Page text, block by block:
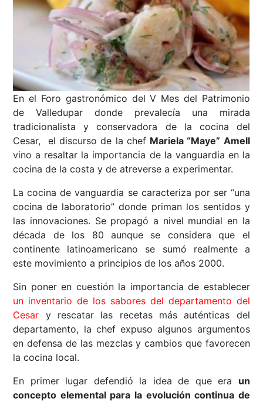
En el Foro gastronómico del V Mes del Patrimonio
de Valledupar donde prevalecía una mirada
tradicionalista y conservadora de la cocina del
Cesar, el discurso de la chef Mariela “Maye” Amell
vino a resaltar la importancia de la vanguardia en la
cocina de la costa y de atreverse a experimentar.
La cocina de vanguardia se caracteriza por ser “una
cocina de laboratorio” donde priman los sentidos y
las innovaciones. Se propagó a nivel mundial en la
década de los 80 aunque se considera que el
continente latinoamericano se sumó realmente a
este movimiento a principios de los años 2000.
Sin poner en cuestión la importancia de establecer
un inventario de los sabores del departamento del
Cesar y rescatar las recetas más auténticas del
departamento, la chef expuso algunos argumentos
en defensa de las mezclas y cambios que favorecen
la cocina local.
En primer lugar defendió la idea de que era un
concepto elemental para la evolución continua de